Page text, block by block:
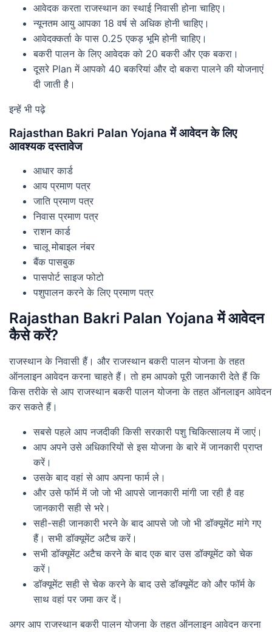
आवेदक करता राजस्थान का स्थाई निवासी होना चाहिए।
न्यूनतम आयु आपका 18 वर्ष से अधिक होनी चाहिए।
आवेदक्कर्ता के पास 0.25 एकड़ भूमि होनी चाहिए।
बकरी पालन के लिए आवेदक को 20 बकरी और एक बकरा।
दूसरे Plan में आपको 40 बकरियां और दो बकरा पालने की योजनाएं
दी जाती है।
इन्हें भी पढ़े
Rajasthan Bakri Palan Yojana में आवेदन के लिए
आवश्यक दस्तावेज
आधार कार्ड
आय प्रमाण पत्र
जाति प्रमाण पत्र
निवास प्रमाण पत्र
राशन कार्ड
चालू मोबाइल नंबर
बैंक पासबुक
पासपोर्ट साइज फोटो
पशुपालन करने के लिए प्रमाण पत्र
Rajasthan Bakri Palan Yojana में आवेदन
कैसे करें?
राजस्थान के निवासी हैं। और राजस्थान बकरी पालन योजना के तहत
ऑनलाइन आवेदन करना चाहते हैं। तो हम आपको पूरी जानकारी देते हैं कि
किस तरीके से आप राजस्थान बकरी पालन योजना के तहत ऑनलाइन आवेदन
कर सकते हैं।
सबसे पहले आप नजदीकी किसी सरकारी पशु चिकित्सालय में जाएं।
आप अपने उसे अधिकारियों से इस योजना के बारे में जानकारी प्राप्त
करें।
उसके बाद वहां से आप अपना फार्म ले।
और उसे फॉर्म में जो जो भी आपसे जानकारी मांगी जा रही है वह
जानकारी सही से भरे।
सही-सही जानकारी भरने के बाद आपसे जो जो भी डॉक्यूमेंट मांगे गए
हैं। सभी डॉक्यूमेंट अटैच करें।
सभी डॉक्यूमेंट अटैच करने के बाद एक बार उस डॉक्यूमेंट को चेक
करें।
डॉक्यूमेंट सही से चेक करने के बाद उसे डॉक्यूमेंट को और फॉर्म के
साथ वहां पर जमा कर दें।
अगर आप राजस्थान बकरी पालन योजना के तहत ऑनलाइन आवेदन करना